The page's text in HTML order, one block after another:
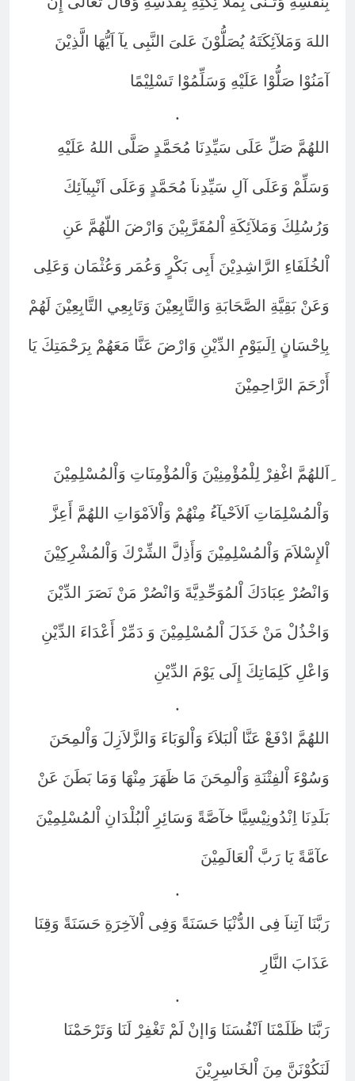
اللهَ وَمَلآئِكَتَهُ يُصَلُّوْنَ عَلىَ النَّبِى يآ اَيُّهَا الَّذِيْنَ
آمَنُوْا صَلُّوْا عَلَيْهِ وَسَلِّمُوْا تَسْلِيْمًا
.
اللهُمَّ صَلِّ عَلَى سَيِّدِنَا مُحَمَّدٍ صَلَّى اللهُ عَلَيْهِ
وَسَلِّمْ وَعَلَى آلِ سَيِّدِناَ مُحَمَّدٍ وَعَلَى اَنْبِيآئِكَ
وَرُسُلِكَ وَمَلآئِكَةِ اْلمُقَرَّبِيْنَ وَارْضَ اللّهُمَّ عَنِ
اْلخُلَفَاءِ الرَّاشِدِيْنَ أَبِى بَكْرٍ وَعُمَر وَعُثْمَان وَعَلِى
وَعَنْ بَقِيَّةِ الصَّحَابَةِ وَالتَّابِعِيْنَ وَتَابِعِي التَّابِعِيْنَ لَهُمْ
بِاِحْسَانٍ اِلَىيَوْمِ الدِّيْنِ وَارْضَ عَنَّا مَعَهُمْ بِرَحْمَتِكَ يَا
أَرْحَمَ الرَّاحِمِيْنَ
ِاَللهُمَّ اغْفِرْ لِلْمُؤْمِنِيْنَ وَاْلمُؤْمِنَاتِ وَاْلمُسْلِمِيْنَ
وَاْلمُسْلِمَاتِ اَلاَحْيآءُ مِنْهُمْ وَاْلاَمْوَاتِ اللهُمَّ أَعِزَّ
اْلإِسْلاَمَ وَاْلمُسْلِمِيْنَ وَأَذِلَّ الشِّرْكَ وَاْلمُشْرِكِيْنَ
وَانْصُرْ عِبَادَكَ اْلمُوَحِّدِيَّةَ وَانْصُرْ مَنْ نَصَرَ الدِّيْنَ
وَاخْذُلْ مَنْ خَذَلَ اْلمُسْلِمِيْنَ وَ دَمِّرْ أَعْدَاءَ الدِّيْنِ
وَاعْلِ كَلِمَاتِكَ إِلَى يَوْمَ الدِّيْنِ
.
اللهُمَّ ادْفَعْ عَنَّا اْلبَلاَءَ وَاْلوَبَاءَ وَالزَّلاَزِلَ وَاْلمِحَنَ
وَسُوْءَ اْلفِتْنَةِ وَاْلمِحَنَ مَا ظَهَرَ مِنْهَا وَمَا بَطَنَ عَنْ
بَلَدِنَا اِنْدُونِيْسِيَّا خآصَّةً وَسَائِرِ اْلبُلْدَانِ اْلمُسْلِمِيْنَ
عآمَّةً يَا رَبَّ اْلعَالَمِيْنَ
.
رَبَّنَا آتِناَ فِى الدُّنْيَا حَسَنَةً وَفِى اْلآخِرَةِ حَسَنَةً وَقِنَا
عَذَابَ النَّارِ
.
رَبَّنَا ظَلَمْنَا اَنْفُسَنَا وَاإنْ لَمْ تَغْفِرْ لَنَا وَتَرْحَمْنَا
لَنَكُوْنَنَّ مِنَ اْلخَاسِرِيْنَ